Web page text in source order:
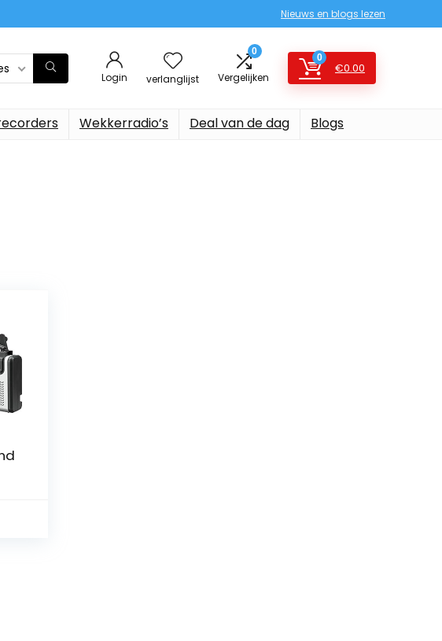
Nieuws en blogs lezen
Login verlanglijst
0
Vergelijken
0
€0.00
Wekkerradio’s Deal van de dag Blogs